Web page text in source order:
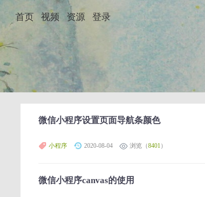
首页 视频 资源 登录
微信小程序设置页面导航条颜色
小程序 2020-08-04 浏览（8401）
微信小程序canvas的使用